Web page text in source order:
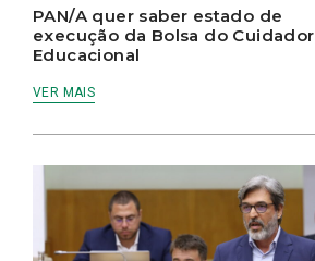
PAN/A quer saber estado de
execução da Bolsa do Cuidador
Educacional
VER MAIS